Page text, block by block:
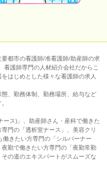
都市の看護師/准看護師/助産師の求
看護師専門の人材紹介会社だからこ
はじめとした様々な看護師の求人
、勤務体制、勤務場所、給与など
ース)」、助産師さん・産科で働きた
門の「透析室ナース」、美容クリ
きたい方専門の「シルバーナー
勤で働きたい方専門の「夜勤常勤
の道のエキスパートがスムーズな